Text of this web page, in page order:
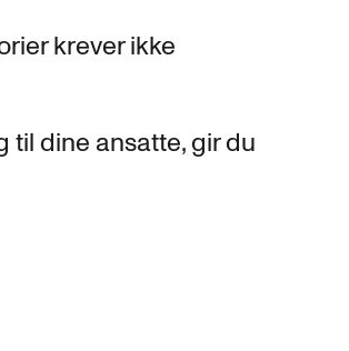
krever ikke
til dine ansatte, gir du